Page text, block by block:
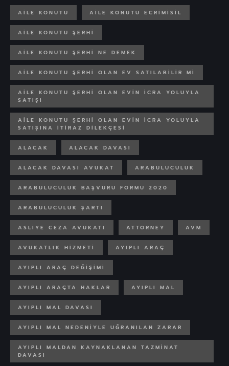
AILE KONUTU AILE KONUTU ECRIMISIL
AILE KONUTU ŞERHI
AILE KONUTU ŞERHI NE DEMEK
AILE KONUTU ŞERHI OLAN EV SATILABILIR MI
AILE KONUTU ŞERHI OLAN EVIN ICRA YOLUYLA
SATIŞI
AILE KONUTU ŞERHI OLAN EVIN ICRA YOLUYLA
SATIŞINA ITIRAZ DILEKÇESI
ALACAK ALACAK DAVASI
ALACAK DAVASI AVUKAT ARABULUCULUK
ARABULUCULUK BAŞVURU FORMU 2020
ARABULUCULUK ŞARTI
ASLIYE CEZA AVUKATI ATTORNEY AVM
AVUKATLIK HIZMETI AYIPLI ARAÇ
AYIPLI ARAÇ DEĞIŞIMI
AYIPLI ARAÇTA HAKLAR AYIPLI MAL
AYIPLI MAL DAVASI
AYIPLI MAL NEDENIYLE UĞRANILAN ZARAR
AYIPLI MALDAN KAYNAKLANAN TAZMINAT
DAVASI